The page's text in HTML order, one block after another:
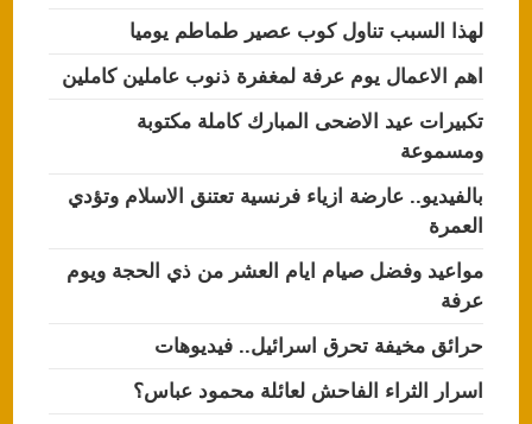
لهذا السبب تناول كوب عصير طماطم يوميا
اهم الاعمال يوم عرفة لمغفرة ذنوب عاملين كاملين
تكبيرات عيد الاضحى المبارك كاملة مكتوبة
ومسموعة
بالفيديو.. عارضة ازياء فرنسية تعتنق الاسلام وتؤدي
العمرة
مواعيد وفضل صيام ايام العشر من ذي الحجة ويوم
عرفة
حرائق مخيفة تحرق اسرائيل.. فيديوهات
اسرار الثراء الفاحش لعائلة محمود عباس؟